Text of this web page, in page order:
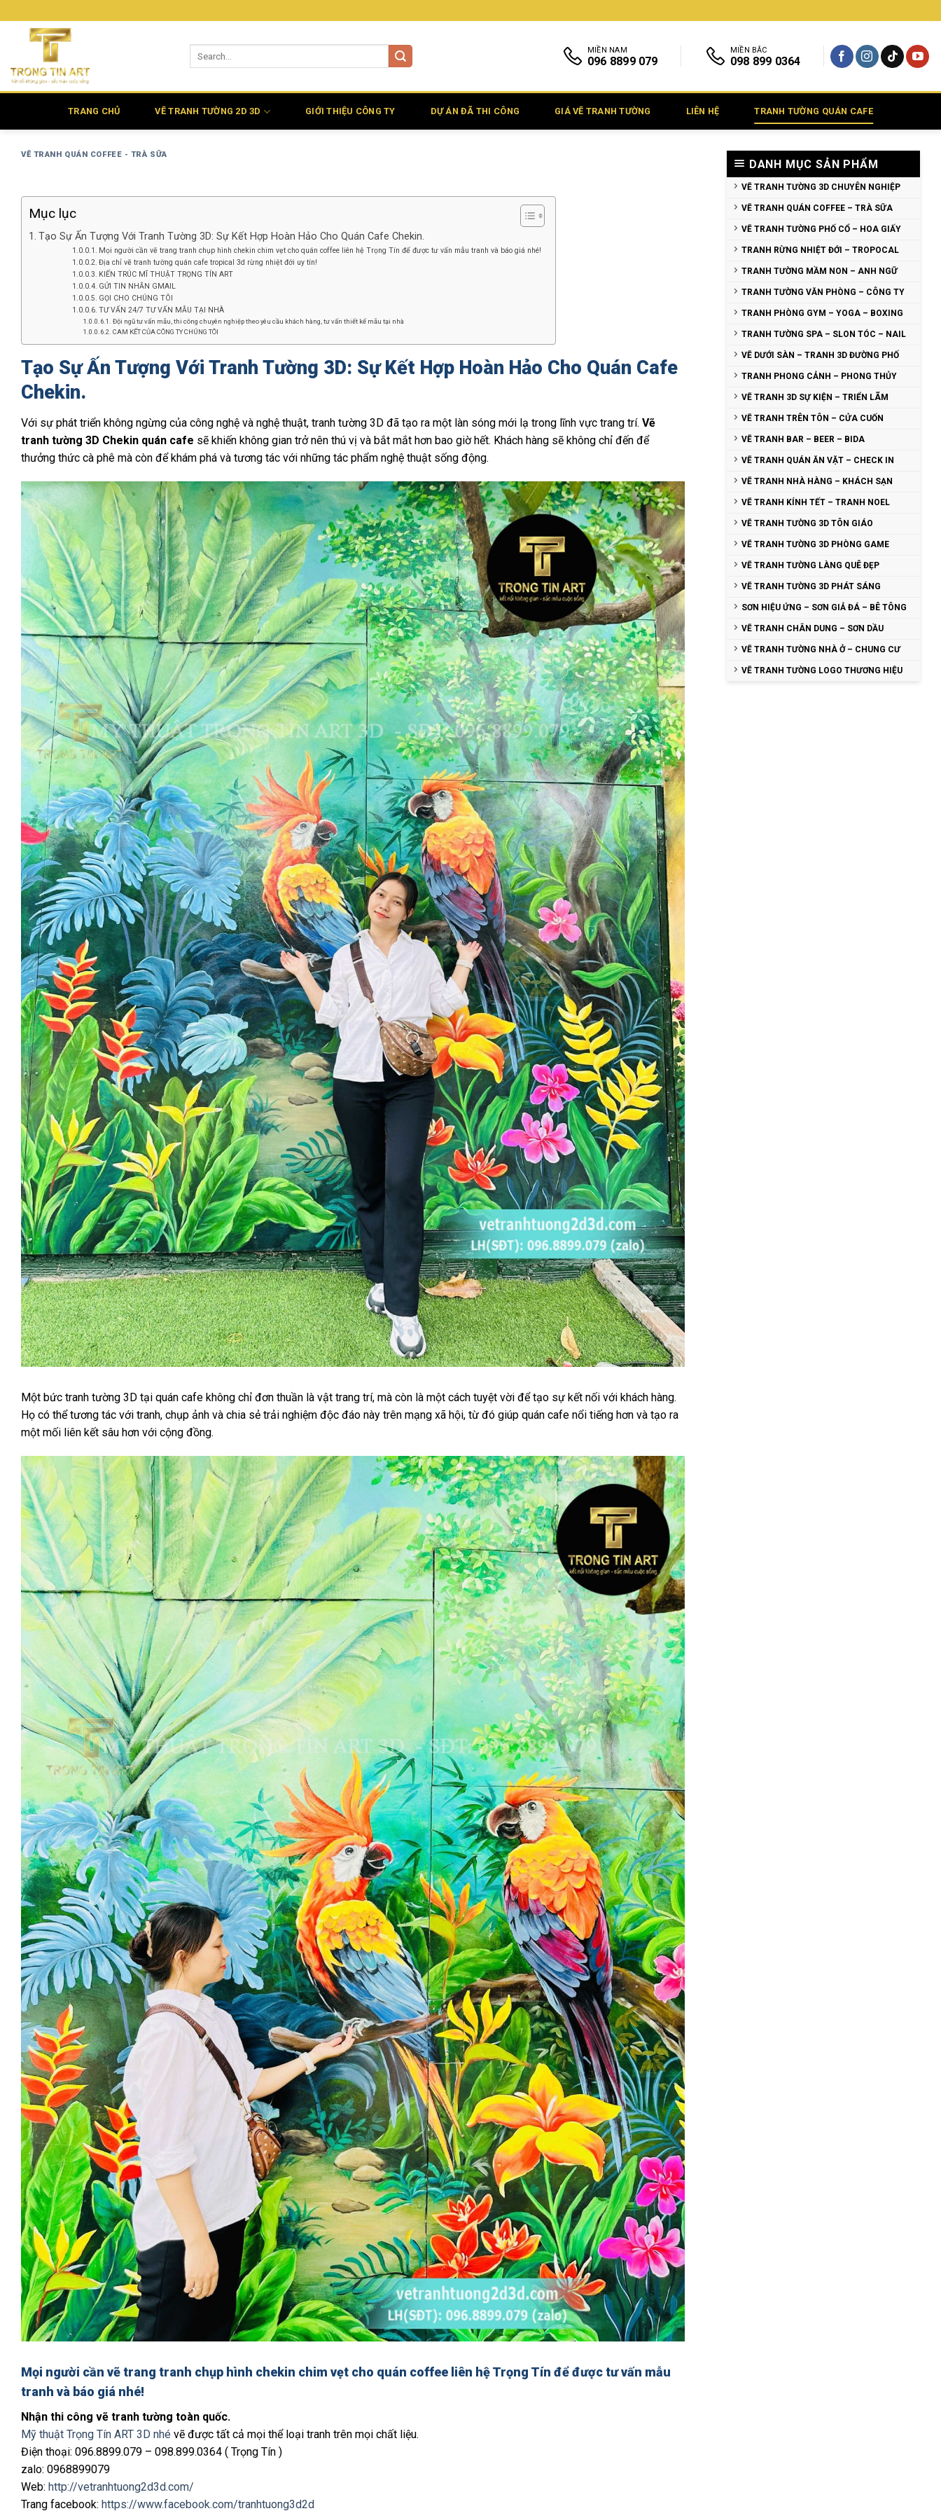
qua
MIỀN NAM
096 8899 079
MIỀN BẮC
098 899 0364
TRANG CHỦ VẼ TRANH TƯỜNG 2D 3D GIỚI THIỆU CÔNG TY DỰ ÁN ĐÃ THI CÔNG GIÁ VẼ TRANH TƯỜNG LIÊN HỆ TRANH TƯỜNG QUÁN CAFE
VẼ TRANH QUÁN COFFEE - TRÀ SỮA
Mục lục
Tạo Sự Ấn Tượng Với Tranh Tường 3D: Sự Kết Hợp Hoàn Hảo Cho Quán Cafe Chekin.
Mọi người cần vẽ trang tranh chụp hình chekin chim vẹt cho quán coffee liên hệ Trọng Tín để được tư vấn mẫu tranh và báo giá nhé!
Địa chỉ vẽ tranh tường quán cafe tropical 3d rừng nhiệt đới uy tín!
KIẾN TRÚC MĨ THUẬT TRỌNG TÍN ART
GỬI TIN NHẮN GMAIL
GỌI CHO CHÚNG TÔI
TƯ VẤN 24/7 TƯ VẤN MẪU TẠI NHÀ
Đội ngũ tư vấn mẫu, thi công chuyên nghiệp theo yêu cầu khách hàng, tư vấn thiết kế mẫu tại nhà
CAM KẾT CỦA CÔNG TY CHÚNG TÔI
Tạo Sự Ấn Tượng Với Tranh Tường 3D: Sự Kết Hợp Hoàn Hảo Cho Quán Cafe
Chekin.
Với sự phát triển không ngừng của công nghệ và nghệ thuật, tranh tường 3D đã tạo ra một làn sóng mới lạ trong lĩnh vực trang trí. Vẽ
tranh tường 3D Chekin quán cafe sẽ khiến không gian trở nên thú vị và bắt mắt hơn bao giờ hết. Khách hàng sẽ không chỉ đến để
thưởng thức cà phê mà còn để khám phá và tương tác với những tác phẩm nghệ thuật sống động.
Một bức tranh tường 3D tại quán cafe không chỉ đơn thuần là vật trang trí, mà còn là một cách tuyệt vời để tạo sự kết nối với khách hàng.
Họ có thể tương tác với tranh, chụp ảnh và chia sẻ trải nghiệm độc đáo này trên mạng xã hội, từ đó giúp quán cafe nổi tiếng hơn và tạo ra
một mối liên kết sâu hơn với cộng đồng.
Mọi người cần vẽ trang tranh chụp hình chekin chim vẹt cho quán coffee liên hệ Trọng Tín để được tư vấn mẫu
tranh và báo giá nhé!
Nhận thi công vẽ tranh tường toàn quốc.
Mỹ thuật Trọng Tín ART 3D nhé vẽ được tất cả mọi thể loại tranh trên mọi chất liệu.
Điện thoại: 096.8899.079 – 098.899.0364 ( Trọng Tín )
zalo: 0968899079
Web: http://vetranhtuong2d3d.com/
Trang facebook: https://www.facebook.com/tranhtuong3d2d
DANH MỤC SẢN PHẨM
VẼ TRANH TƯỜNG 3D CHUYÊN NGHIỆP
VẼ TRANH QUÁN COFFEE – TRÀ SỮA
VẼ TRANH TƯỜNG PHỐ CỔ – HOA GIẤY
TRANH RỪNG NHIỆT ĐỚI – TROPOCAL
TRANH TƯỜNG MẦM NON – ANH NGỮ
TRANH TƯỜNG VĂN PHÒNG – CÔNG TY
TRANH PHÒNG GYM – YOGA – BOXING
TRANH TƯỜNG SPA – SLON TÓC – NAIL
VẼ DƯỚI SÀN – TRANH 3D ĐƯỜNG PHỐ
TRANH PHONG CẢNH – PHONG THỦY
VẼ TRANH 3D SỰ KIỆN – TRIỂN LÃM
VẼ TRANH TRÊN TÔN – CỬA CUỐN
VẼ TRANH BAR – BEER – BIDA
VẼ TRANH QUÁN ĂN VẶT – CHECK IN
VẼ TRANH NHÀ HÀNG – KHÁCH SẠN
VẼ TRANH KÍNH TẾT – TRANH NOEL
VẼ TRANH TƯỜNG 3D TÔN GIÁO
VẼ TRANH TƯỜNG 3D PHÒNG GAME
VẼ TRANH TƯỜNG LÀNG QUÊ ĐẸP
VẼ TRANH TƯỜNG 3D PHÁT SÁNG
SƠN HIỆU ỨNG – SƠN GIẢ ĐÁ – BÊ TÔNG
VẼ TRANH CHÂN DUNG – SƠN DẦU
VẼ TRANH TƯỜNG NHÀ Ở – CHUNG CƯ
VẼ TRANH TƯỜNG LOGO THƯƠNG HIỆU